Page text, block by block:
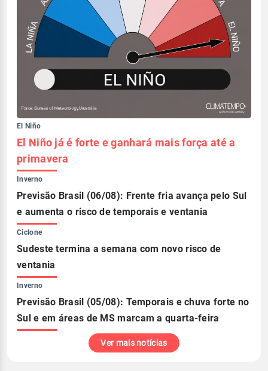
El Niño
El Niño já é forte e ganhará mais força até a
primavera
Inverno
Previsão Brasil (06/08): Frente fria avança pelo Sul
e aumenta o risco de temporais e ventania
Ciclone
Sudeste termina a semana com novo risco de
ventania
Inverno
Previsão Brasil (05/08): Temporais e chuva forte no
Sul e em áreas de MS marcam a quarta-feira
Ver mais notícias